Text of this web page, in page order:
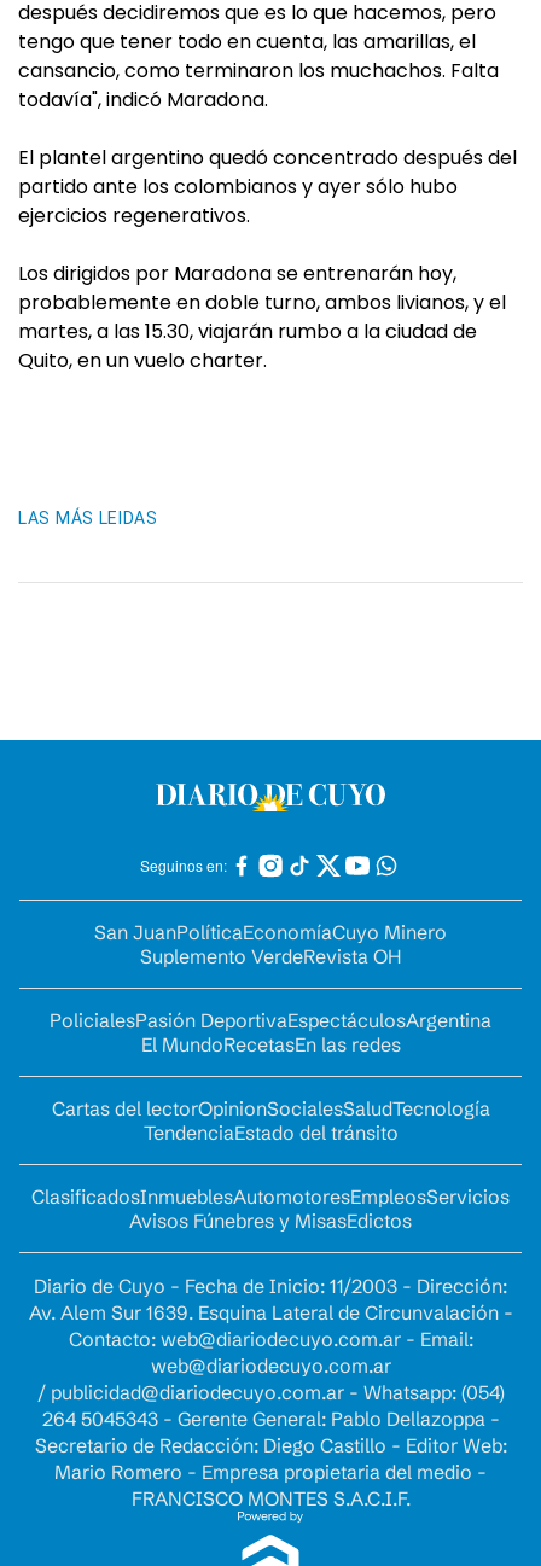
después decidiremos que es lo que hacemos, pero
tengo que tener todo en cuenta, las amarillas, el
cansancio, como terminaron los muchachos. Falta
todavía", indicó Maradona.
El plantel argentino quedó concentrado después del
partido ante los colombianos y ayer sólo hubo
ejercicios regenerativos.
Los dirigidos por Maradona se entrenarán hoy,
probablemente en doble turno, ambos livianos, y el
martes, a las 15.30, viajarán rumbo a la ciudad de
Quito, en un vuelo charter.
LAS MÁS LEIDAS
Seguinos en:
San JuanPolíticaEconomíaCuyo Minero
Suplemento VerdeRevista OH
PolicialesPasión DeportivaEspectáculosArgentina
El MundoRecetasEn las redes
Cartas del lectorOpinionSocialesSaludTecnología
TendenciaEstado del tránsito
ClasificadosInmueblesAutomotoresEmpleosServicios
Avisos Fúnebres y MisasEdictos
Diario de Cuyo - Fecha de Inicio: 11/2003 - Dirección:
Av. Alem Sur 1639. Esquina Lateral de Circunvalación -
Contacto: web@diariodecuyo.com.ar- Email:
web@diariodecuyo.com.ar
/ publicidad@diariodecuyo.com.ar- Whatsapp: (054)
264 5045343 - Gerente General: Pablo Dellazoppa -
Secretario de Redacción: Diego Castillo - Editor Web:
Mario Romero - Empresa propietaria del medio -
FRANCISCO MONTES S.A.C.I.F.